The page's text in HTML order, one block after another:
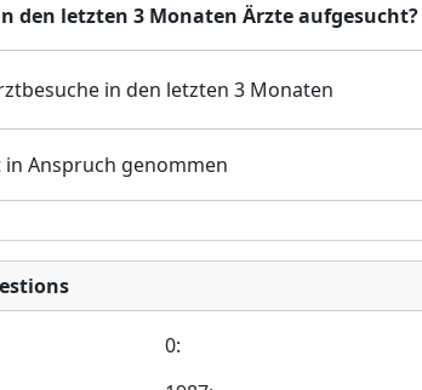
den letzten 3 Monaten Ärzte
in den letzten 3 Monaten
in Anspruch genommen
0: